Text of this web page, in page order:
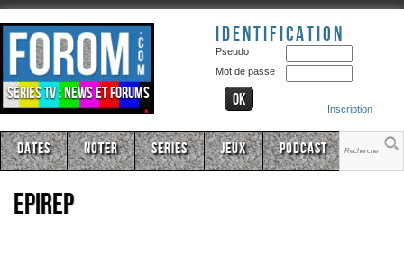
Séries TV : news et forums
Identification
Pseudo
Mot de passe
Inscription
Dates Noter Series Jeux Podcast
epirep